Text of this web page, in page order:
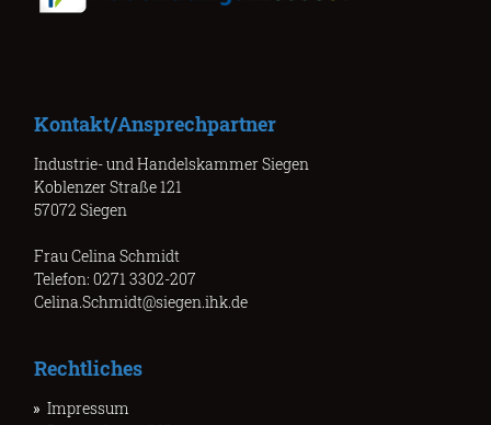
Kontakt/Ansprechpartner
Industrie- und Handelskammer Siegen
Koblenzer Straße 121
57072 Siegen
Frau Celina Schmidt
Telefon: 0271 3302-207
Celina.Schmidt@siegen.ihk.de
Rechtliches
Impressum